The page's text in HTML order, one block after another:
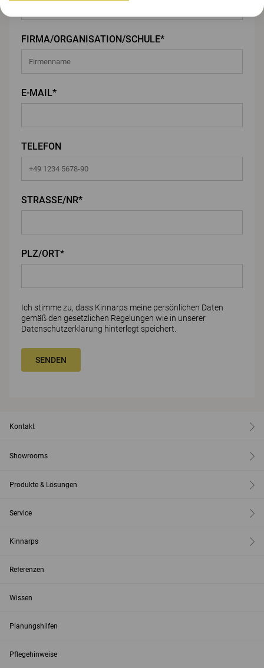
FIRMA/ORGANISATION/SCHULE*
E-MAIL*
TELEFON
STRASSE/NR*
PLZ/ORT*
Ich stimme zu, dass Kinnarps meine persönlichen Daten
gemäß den gesetzlichen Regelungen wie in unserer
Datenschutzerklärung hinterlegt speichert.
SENDEN
Kontakt
Showrooms
Produkte & Lösungen
Service
Kinnarps
Referenzen
Wissen
Planungshilfen
Pflegehinweise